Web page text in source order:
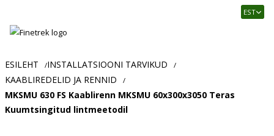
Usaldusväärne
ja
tööstusautomaatika
pood
EST
ESILEHT /INSTALLATSIOONI TARVIKUD /
KAABLIREDELID JA RENNID /
MKSMU 630 FS Kaablirenn MKSMU 60x300x3050 Teras
Kuumtsingitud lintmeetodil